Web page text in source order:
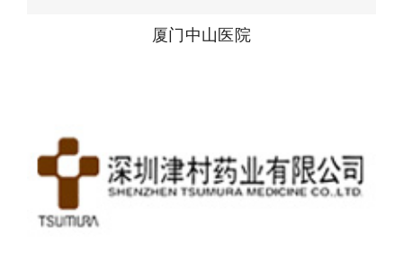
厦门中山医院